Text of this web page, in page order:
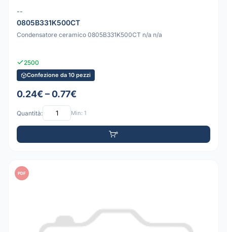
--
0805B331K500CT
Condensatore ceramico 0805B331K500CT n/a n/a
2500
Confezione da 10 pezzi
0.24€ – 0.77€
Quantità: Min: 1
PDF